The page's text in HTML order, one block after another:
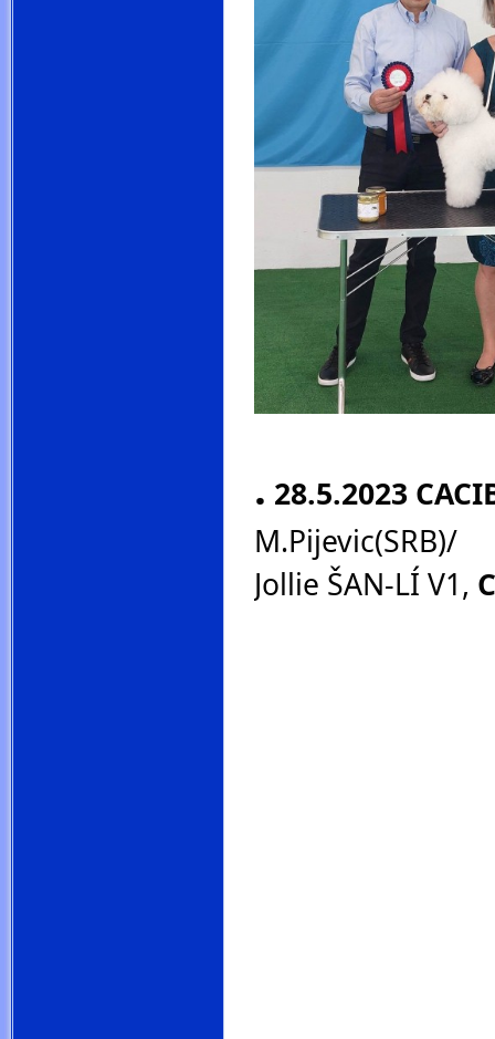
. 28.5.2023
M.Pijevic(SRB)/
Jollie ŠAN-LÍ V1,